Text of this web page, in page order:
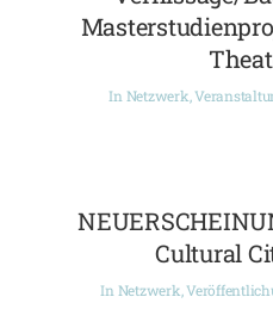
In Netzwerk,
Cultural
In Netzwerk,